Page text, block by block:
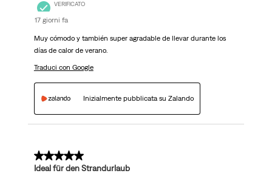
VERIFICATO
17 giorni fa
Muy cómodo y también super agradable de llevar durante los
días de calor de verano.
Traduci con Google
Inizialmente pubblicata su Zalando
5 su 5 stelle.
Ideal für den Strandurlaub